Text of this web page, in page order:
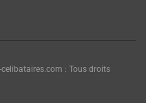
: Tous droits